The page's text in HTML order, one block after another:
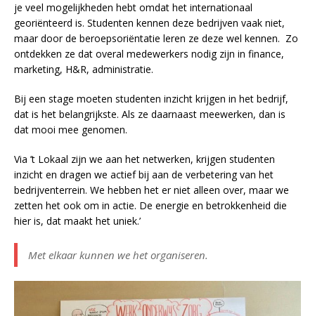
je veel mogelijkheden hebt omdat het internationaal
georiënteerd is. Studenten kennen deze bedrijven vaak niet,
maar door de beroepsoriëntatie leren ze deze wel kennen. Zo
ontdekken ze dat overal medewerkers nodig zijn in finance,
marketing, H&R, administratie.
Bij een stage moeten studenten inzicht krijgen in het bedrijf,
dat is het belangrijkste. Als ze daarnaast meewerken, dan is
dat mooi mee genomen.
Via ’t Lokaal zijn we aan het netwerken, krijgen studenten
inzicht en dragen we actief bij aan de verbetering van het
bedrijventerrein. We hebben het er niet alleen over, maar we
zetten het ook om in actie. De energie en betrokkenheid die
hier is, dat maakt het uniek.’
Met elkaar kunnen we het organiseren.